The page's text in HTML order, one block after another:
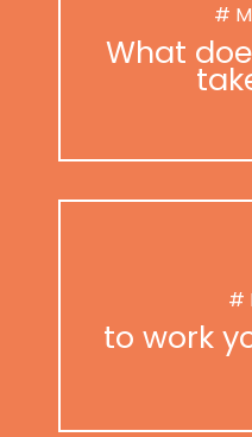
#
What
#
to work